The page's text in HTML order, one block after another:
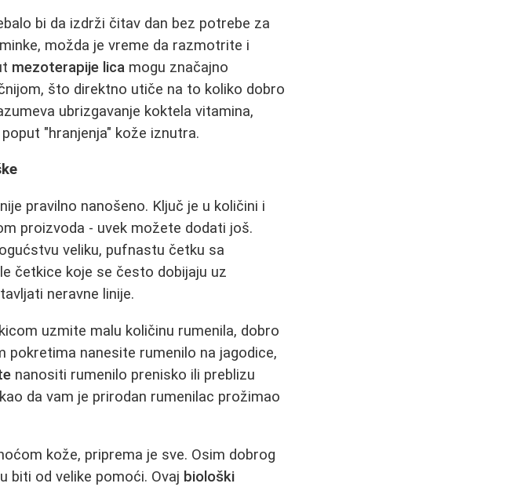
bi da izdrži čitav dan bez potrebe za
možda je vreme da razmotrite i
mezoterapije lica mogu značajno
što direktno utiče na to koliko dobro
ubrizgavanje koktela vitamina,
"hranjenja" kože iznutra.
pravilno nanošeno. Ključ je u količini i
proizvoda - uvek možete dodati još.
veliku, pufnastu četku sa
četkice koje se često dobijaju uz
neravne linije.
uzmite malu količinu rumenila, dobro
pokretima nanesite rumenilo na jagodice,
nanositi rumenilo prenisko ili preblizu
da vam je prirodan rumenilac prožimao
kože, priprema je sve. Osim dobrog
biti od velike pomoći. Ovaj biološki